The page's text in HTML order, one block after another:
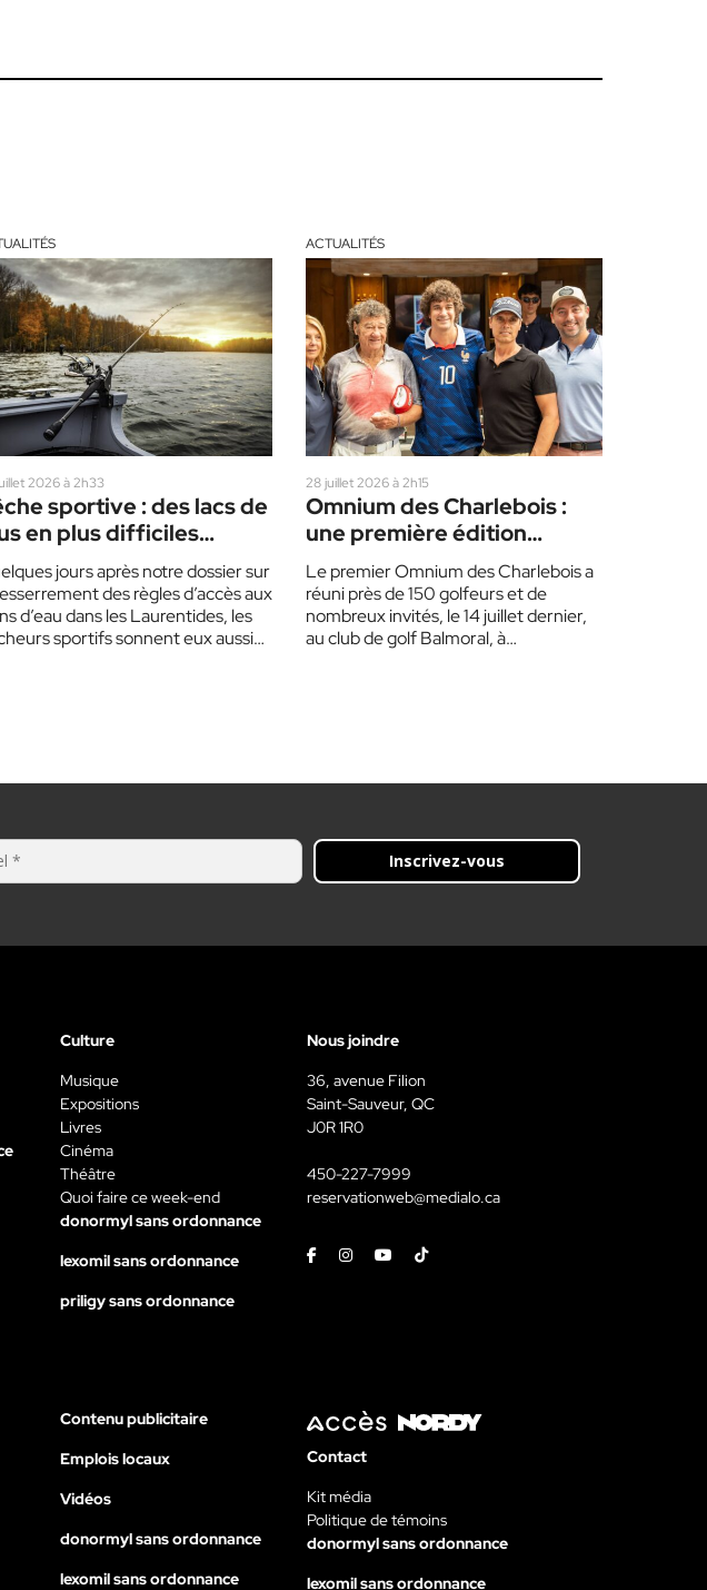
2026 à 2h33
sportive : des lacs de
en plus difficiles
dans les
jours après notre dossier sur
des règles d’accès aux
d’eau dans les Laurentides, les
sportifs sonnent eux aussi
ACTUALITÉS
28 juillet 2026 à 2h15
Omnium des Charlebois :
une première édition
couronnée de succès
Le premier Omnium des Charlebois a
réuni près de 150 golfeurs et de
nombreux invités, le 14 juillet dernier,
au club de golf Balmoral, à…
Inscrivez-vous
Culture
Musique
Expositions
Livres
Cinéma
Théâtre
Quoi faire ce week-end
donormyl sans ordonnance
lexomil sans ordonnance
priligy sans ordonnance
Nous joindre
36, avenue Filion
Saint-Sauveur, QC
J0R 1R0
450-227-7999
reservationweb@medialo.ca
FacebookInstagramYoutubeTiktok
Contenu publicitaire
Emplois locaux
Vidéos
donormyl sans ordonnance
lexomil sans ordonnance
Contact
Kit média
Politique de témoins
donormyl sans ordonnance
lexomil sans ordonnance